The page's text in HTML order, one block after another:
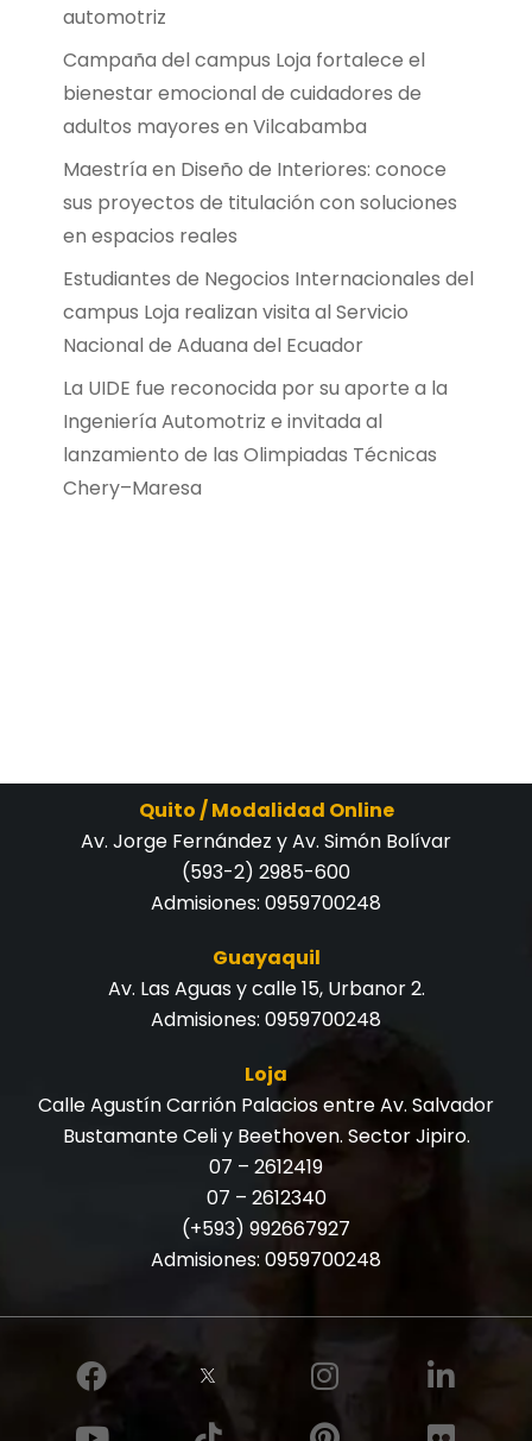
automotriz
Campaña del campus Loja fortalece el
bienestar emocional de cuidadores de
adultos mayores en Vilcabamba
Maestría en Diseño de Interiores: conoce
sus proyectos de titulación con soluciones
en espacios reales
Estudiantes de Negocios Internacionales del
campus Loja realizan visita al Servicio
Nacional de Aduana del Ecuador
La UIDE fue reconocida por su aporte a la
Ingeniería Automotriz e invitada al
lanzamiento de las Olimpiadas Técnicas
Chery–Maresa
Quito / Modalidad Online
Av. Jorge Fernández y Av. Simón Bolívar
(593-2) 2985-600
Admisiones: 0959700248
Guayaquil
Av. Las Aguas y calle 15, Urbanor 2.
Admisiones: 0959700248
Loja
Calle Agustín Carrión Palacios entre Av. Salvador
Bustamante Celi y Beethoven. Sector Jipiro.
07 – 2612419
07 – 2612340
(+593) 992667927
Admisiones: 0959700248